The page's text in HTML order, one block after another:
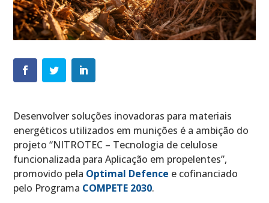
Desenvolver soluções inovadoras para materiais
energéticos utilizados em munições é a ambição do
projeto “NITROTEC – Tecnologia de celulose
funcionalizada para Aplicação em propelentes”,
promovido pela Optimal Defence e cofinanciado
pelo Programa COMPETE 2030.